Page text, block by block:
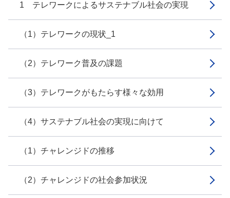
1 テレワークによるサステナブル社会の実現
（1）テレワークの現状_1
（2）テレワーク普及の課題
（3）テレワークがもたらす様々な効用
（4）サステナブル社会の実現に向けて
（1）チャレンジドの推移
（2）チャレンジドの社会参加状況